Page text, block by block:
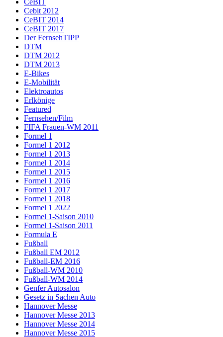
CeBIT
Cebit 2012
CeBIT 2014
CeBIT 2017
Der FernsehTIPP
DTM
DTM 2012
DTM 2013
E-Bikes
E-Mobilität
Elektroautos
Erlkönige
Featured
Fernsehen/Film
FIFA Frauen-WM 2011
Formel 1
Formel 1 2012
Formel 1 2013
Formel 1 2014
Formel 1 2015
Formel 1 2016
Formel 1 2017
Formel 1 2018
Formel 1 2022
Formel 1-Saison 2010
Formel 1-Saison 2011
Formula E
Fußball
Fußball EM 2012
Fußball-EM 2016
Fußball-WM 2010
Fußball-WM 2014
Genfer Autosalon
Gesetz in Sachen Auto
Hannover Messe
Hannover Messe 2013
Hannover Messe 2014
Hannover Messe 2015